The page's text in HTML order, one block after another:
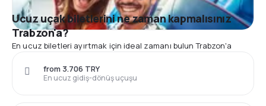
Ucuz uçak biletlerini ne zaman kapmalısınız
Trabzon'a?
En ucuz biletleri ayırtmak için ideal zamanı bulun Trabzon'a
En ucuz gidiş-dönüş uçuşu
from 3.706 TRY